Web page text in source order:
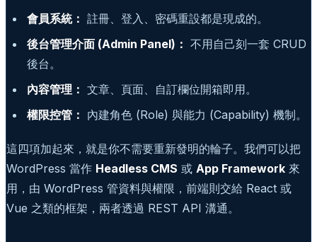
會員系統： 註冊、登入、密碼重設都是現成的。
後台管理介面 (Admin Panel)： 不用自己刻一套 CRUD
後台。
內容管理： 文章、頁面、自訂欄位開箱即用。
權限控管： 內建角色 (Role) 與能力 (Capability) 機制。
這四項加起來，就是你不需要重新發明的輪子。我們可以把
WordPress 當作 Headless CMS 或 App Framework 來
用，由 WordPress 管資料與權限，前端則交給 React 或
Vue 之類的框架，兩者透過 REST API 溝通。